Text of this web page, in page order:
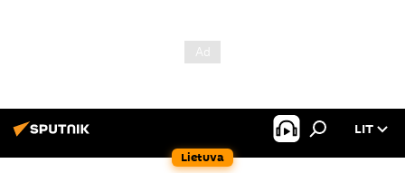
Lietuva
LIT